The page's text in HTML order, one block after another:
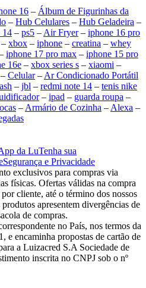
16 – Álbum de Figurinhas da
– Hub Celulares – Hub Geladeira –
14 – ps5 – Air Fryer– iphone 16 pro
– xbox – iphone – creatina – whey
iphone 17 pro max – iphone 15 pro
16e – xbox series s – xiaomi –
– Celular– Ar Condicionado Portátil
– jbl – redmi note 14 – tenis nike
– ipad – guarda roupa –
– Armário de Cozinha – Alexa –
da LuTenha sua
Segurança e Privacidade
exclusivos para compras via
físicas. Ofertas válidas na compra
cliente, até o término dos nossos
apresentem divergências de
de compras.
no País, nos termos da
e encaminha propostas de cartão de
a Luizacred S.A Sociedade de
inscrita no CNPJ sob o nº